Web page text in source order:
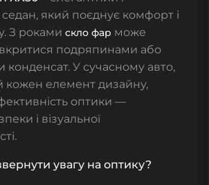
який поєднує комфорт і
З роками скло фар може
вкритися подряпинами або
конденсат. У сучасному авто,
кожен елемент дизайну,
оптики —
і візуальної
увагу на оптику?